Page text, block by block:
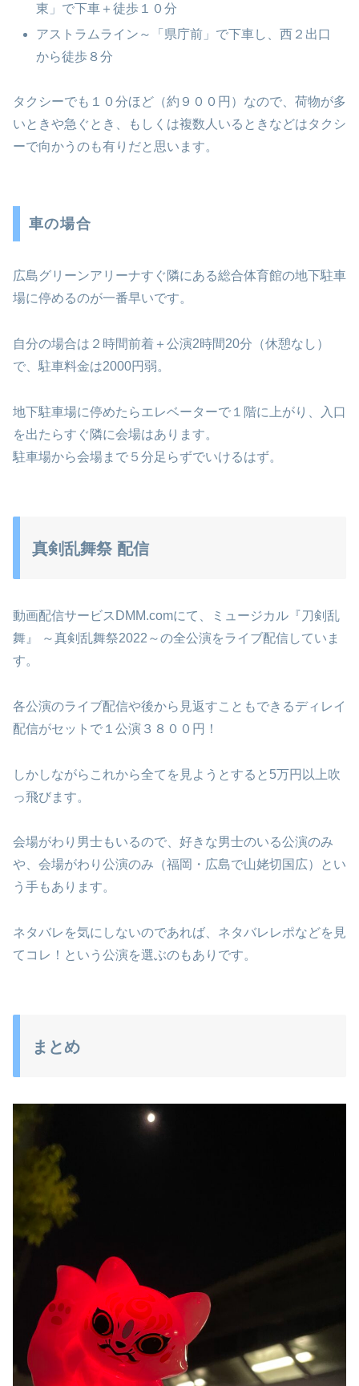
東」で下車＋徒歩１０分
アストラムライン～「県庁前」で下車し、西２出口
から徒歩８分
タクシーでも１０分ほど（約９００円）なので、荷物が多
いときや急ぐとき、もしくは複数人いるときなどはタクシ
ーで向かうのも有りだと思います。
車の場合
広島グリーンアリーナすぐ隣にある総合体育館の地下駐車
場に停めるのが一番早いです。
自分の場合は２時間前着＋公演2時間20分（休憩なし）
で、駐車料金は2000円弱。
地下駐車場に停めたらエレベーターで１階に上がり、入口
を出たらすぐ隣に会場はあります。
駐車場から会場まで５分足らずでいけるはず。
真剣乱舞祭 配信
動画配信サービスDMM.comにて、ミュージカル『刀剣乱
舞』 ～真剣乱舞祭2022～の全公演をライブ配信していま
す。
各公演のライブ配信や後から見返すこともできるディレイ
配信がセットで１公演３８００円！
しかしながらこれから全てを見ようとすると5万円以上吹
っ飛びます。
会場がわり男士もいるので、好きな男士のいる公演のみ
や、会場がわり公演のみ（福岡・広島で山姥切国広）とい
う手もあります。
ネタバレを気にしないのであれば、ネタバレレポなどを見
てコレ！という公演を選ぶのもありです。
まとめ